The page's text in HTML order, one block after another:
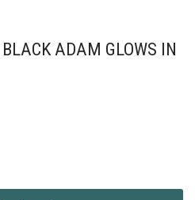
ADAM GLOWS IN